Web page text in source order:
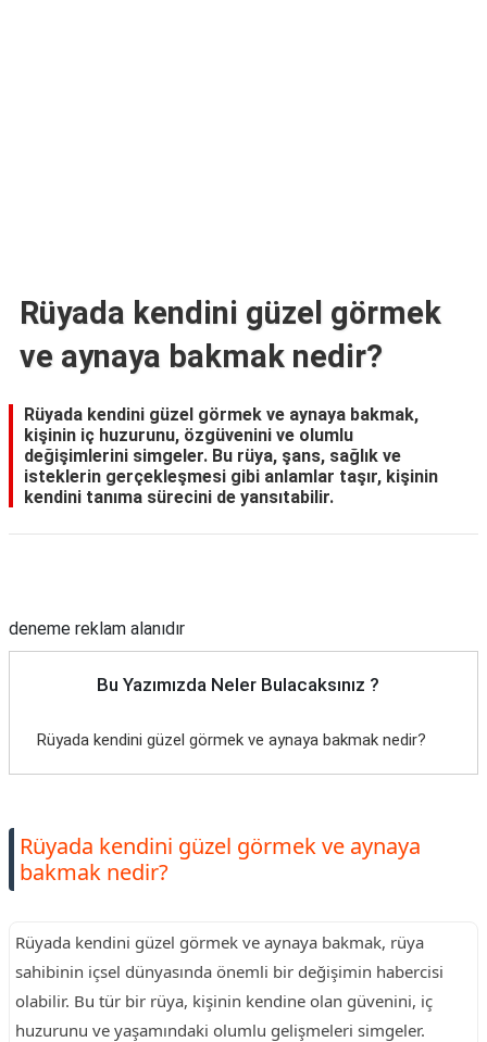
Rüyada kendini güzel görmek
ve aynaya bakmak nedir?
Rüyada kendini güzel görmek ve aynaya bakmak,
kişinin iç huzurunu, özgüvenini ve olumlu
değişimlerini simgeler. Bu rüya, şans, sağlık ve
isteklerin gerçekleşmesi gibi anlamlar taşır, kişinin
kendini tanıma sürecini de yansıtabilir.
deneme reklam alanıdır
Bu Yazımızda Neler Bulacaksınız ?
Rüyada kendini güzel görmek ve aynaya bakmak nedir?
Rüyada kendini güzel görmek ve aynaya
bakmak nedir?
Rüyada kendini güzel görmek ve aynaya bakmak, rüya
sahibinin içsel dünyasında önemli bir değişimin habercisi
olabilir. Bu tür bir rüya, kişinin kendine olan güvenini, iç
huzurunu ve yaşamındaki olumlu gelişmeleri simgeler.